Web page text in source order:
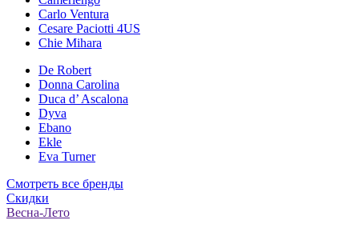
Carlo Ventura
Cesare Paciotti 4US
Chie Mihara
De Robert
Donna Carolina
Duca d’ Ascalona
Dyva
Ebano
Ekle
Eva Turner
Смотреть все бренды
Скидки
Весна-Лето